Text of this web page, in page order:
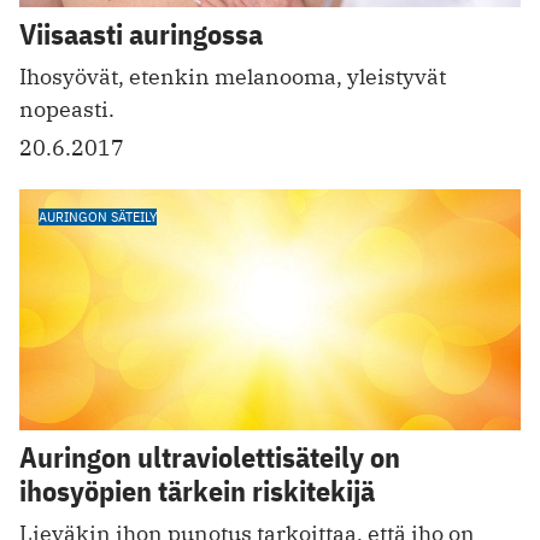
Viisaasti auringossa
Ihosyövät, etenkin melanooma, yleistyvät
nopeasti.
20.6.2017
AURINGON SÄTEILY
Auringon ultraviolettisäteily on
ihosyöpien tärkein riskitekijä
Lieväkin ihon punotus tarkoittaa, että iho on